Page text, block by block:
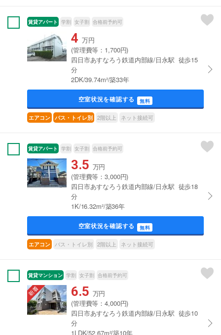
賃貸アパート 学割 女子割 合格前予約可
4 万円
(管理費等：1,700円)
四日市あすなろう鉄道内部線/日永駅 徒歩15
分
2DK/39.74m²/築33年
空室状況を確認する 無料
エアコン バス・トイレ別 2階以上 ネット接続可
賃貸アパート 学割 女子割 合格前予約可
3.5 万円
(管理費等：3,000円)
四日市あすなろう鉄道内部線/日永駅 徒歩18
分
1K/16.32m²/築36年
空室状況を確認する 無料
エアコン バス・トイレ別 2階以上 ネット接続可
賃貸マンション 学割 女子割 合格前予約可
6.5 万円
(管理費等：4,000円)
四日市あすなろう鉄道内部線/日永駅 徒歩10
分
1LDK/52.67m²/築10年